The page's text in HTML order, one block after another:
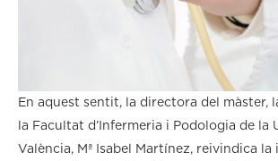
En aquest sentit, la directora del màster,
la Facultat d’Infermeria i Podologia de la
València, Mª Isabel Martínez, reivindica